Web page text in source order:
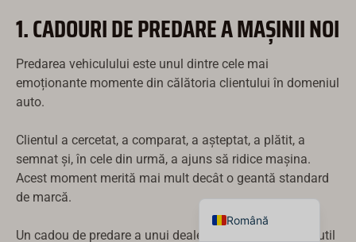
1. CADOURI DE PREDARE A MAȘINII NOI
Predarea vehiculului este unul dintre cele mai
emoționante momente din călătoria clientului în domeniul
auto.
Clientul a cercetat, a comparat, a așteptat, a plătit, a
semnat și, în cele din urmă, a ajuns să ridice mașina.
Acest moment merită mai mult decât o geantă standard
de marcă.
Un cadou de predare a unui dealer trebuie să fie calm, util
Română
Español
Français
Italiano
Deutsch
日本語